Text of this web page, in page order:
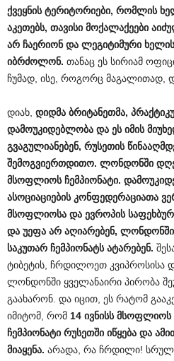
ქვეყნის ტერიტორიები, რომლის
აკეთებს, თავისი მოქალაქეები
არ ჩაერიონ და ლეგიტიმური
იბრძოლონ. თანაც ეს სირიამ
ჩუმად, ისე, როგორც მაგალითად,
დიახ, დიდმა ბრიტანეთმა,
დამოუკიდებლობა და ეს იმის
გვაგულიანებენ, რუსეთის
შემოგვიერთდითო. ლონდონში
მსოფლიოს ჩემპიონატი.
ასოციაციების კონფედერაციათა
მსოფლიოსა და ევროპის
და უეფა არ აღიარებენ, ლონდონში
საკუთარ ჩემპიონატს ატარებენ.
ტიბეტის, ჩრდილოეთ კვიპროსისა
ლონდონში ყველანაირი პირობა
გაახარონ. და იცით, ეს რატომ
იმიტომ, რომ 14 ივნისს მსოფლიოს
ჩემპიონატი რუსეთში იწყება და
მიაყენა. არადა, რა ჩრდილი!